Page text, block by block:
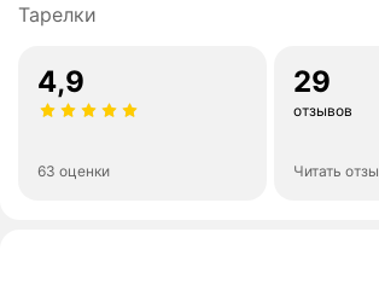
Тарелки
4,9
63 оценки
29
отзывов
Читать